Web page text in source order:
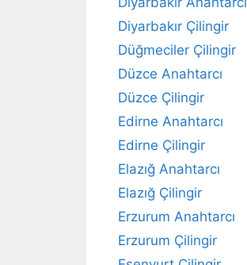
Diyarbakır Çilingir
Düğmeciler Çilingir
Düzce Anahtarcı
Düzce Çilingir
Edirne Anahtarcı
Edirne Çilingir
Elazığ Anahtarcı
Elazığ Çilingir
Erzurum Anahtarcı
Erzurum Çilingir